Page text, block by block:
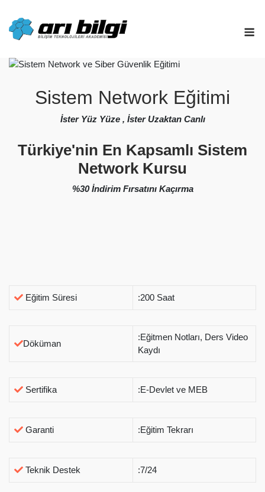
content
Sistem Network Eğitimi
İster Yüz Yüze , İster Uzaktan Canlı
Türkiye'nin En Kapsamlı Sistem
Network Kursu
%30 İndirim Fırsatını Kaçırma
Eğitim Süresi :200 Saat
Döküman
:Eğitmen Notları, Ders Video
Kaydı
Sertifika :E-Devlet ve MEB
Garanti :Eğitim Tekrarı
Teknik Destek :7/24